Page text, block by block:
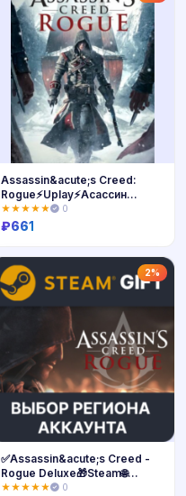
Assassin&acute;s Creed:
Rogue⚡Uplay⚡Асассин
Крид⚡Негодяй⚡Руж
★★★★★ 0
₽661
2%
✅Assassin&acute;s Creed -
Rogue Deluxe🎁Steam🌐
Выбор Региона
★★★★★ 0